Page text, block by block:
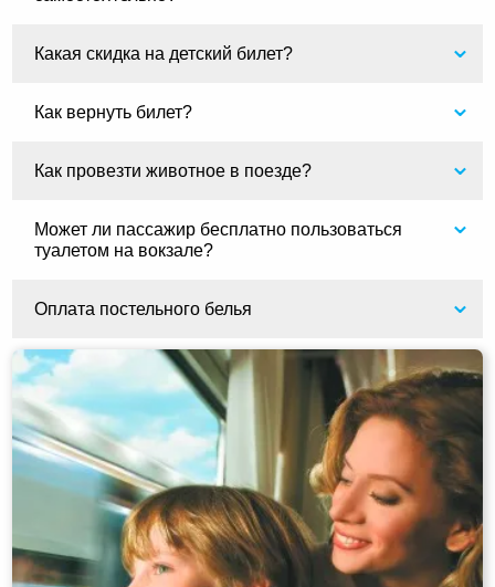
Какая скидка на детский билет?
Как вернуть билет?
Как провезти животное в поезде?
Может ли пассажир бесплатно пользоваться
туалетом на вокзале?
Оплата постельного белья